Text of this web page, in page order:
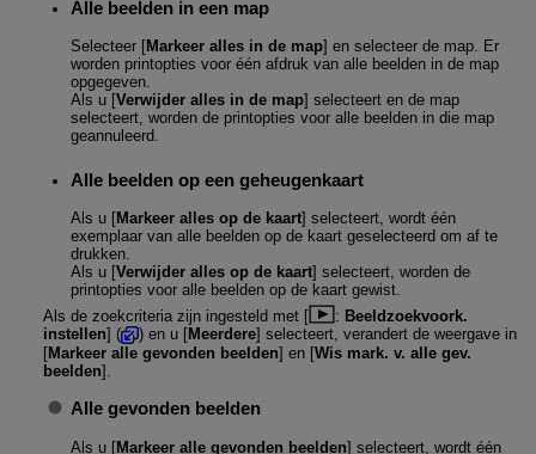
Alle beelden in een map
Selecteer [Markeer alles in de map] en selecteer de map. Er
worden printopties voor één afdruk van alle beelden in de map
opgegeven.
Als u [Verwijder alles in de map] selecteert en de map
selecteert, worden de printopties voor alle beelden in die map
geannuleerd.
Alle beelden op een geheugenkaart
Als u [Markeer alles op de kaart] selecteert, wordt één
exemplaar van alle beelden op de kaart geselecteerd om af te
drukken.
Als u [Verwijder alles op de kaart] selecteert, worden de
printopties voor alle beelden op de kaart gewist.
Als de zoekcriteria zijn ingesteld met [
: Beeldzoekvoork.
instellen] ( ) en u [Meerdere] selecteert, verandert de weergave in
[Markeer alle gevonden beelden] en [Wis mark. v. alle gev.
beelden].
Alle gevonden beelden
Als u [Markeer alle gevonden beelden] selecteert, wordt één